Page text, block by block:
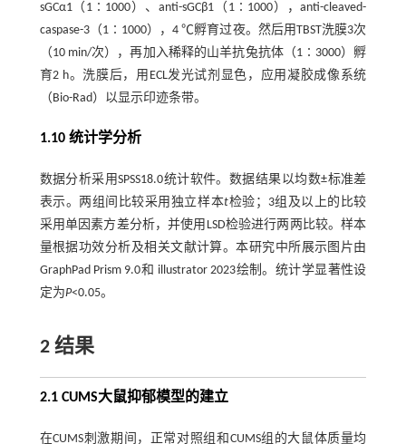
sGCα1（1∶1000）、anti-sGCβ1（1∶1000），anti-cleaved-
caspase-3（1∶1000），4 ℃孵育过夜。然后用TBST洗膜3次
（10 min/次），再加入稀释的山羊抗兔抗体（1∶3000）孵
育2 h。洗膜后，用ECL发光试剂显色，应用凝胶成像系统
（Bio-Rad）以显示印迹条带。
1.10 统计学分析
数据分析采用SPSS18.0统计软件。数据结果以均数±标准差
表示。两组间比较采用独立样本t检验；3组及以上的比较
采用单因素方差分析，并使用LSD检验进行两两比较。样本
量根据功效分析及相关文献计算。本研究中所展示图片由
GraphPad Prism 9.0和 illustrator 2023绘制。统计学显著性设
定为P<0.05。
2 结果
2.1 CUMS大鼠抑郁模型的建立
在CUMS刺激期间，正常对照组和CUMS组的大鼠体质量均